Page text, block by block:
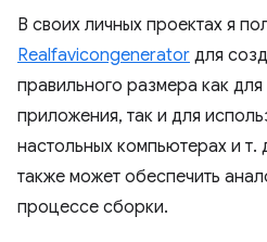
В своих личных проектах я
Realfavicongenerator для
правильного размера как
приложения, так и для
настольных компьютерах и т.
также может обеспечить
процессе сборки.